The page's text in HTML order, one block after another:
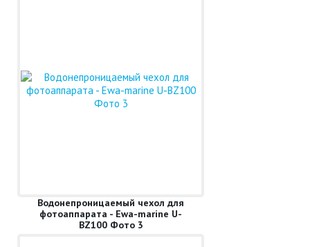
Водонепроницаемый чехол для
фотоаппарата - Ewa-marine U-
BZ100 Фото 3